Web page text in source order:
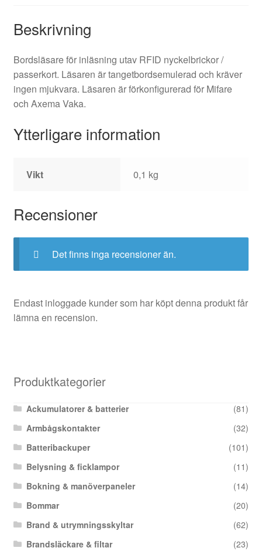
Beskrivning
Bordsläsare för inläsning utav RFID nyckelbrickor /
passerkort. Läsaren är tangetbordsemulerad och kräver
ingen mjukvara. Läsaren är förkonfigurerad för Mifare
och Axema Vaka.
Ytterligare information
Vikt 0,1 kg
Recensioner
Det finns inga recensioner än.
Endast inloggade kunder som har köpt denna produkt får
lämna en recension.
Produktkategorier
Ackumulatorer & batterier
(81)
Armbågskontakter
(32)
Batteribackuper
(101)
Belysning & ficklampor
(11)
Bokning & manöverpaneler
(14)
Bommar
(20)
Brand & utrymningsskyltar
(62)
Brandsläckare & filtar
(23)